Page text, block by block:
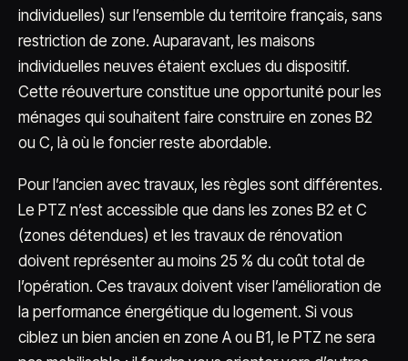
individuelles) sur l’ensemble du territoire français, sans
restriction de zone. Auparavant, les maisons
individuelles neuves étaient exclues du dispositif.
Cette réouverture constitue une opportunité pour les
ménages qui souhaitent faire construire en zones B2
ou C, là où le foncier reste abordable.
Pour l’ancien avec travaux, les règles sont différentes.
Le PTZ n’est accessible que dans les zones B2 et C
(zones détendues) et les travaux de rénovation
doivent représenter au moins 25 % du coût total de
l’opération. Ces travaux doivent viser l’amélioration de
la performance énergétique du logement. Si vous
ciblez un bien ancien en zone A ou B1, le PTZ ne sera